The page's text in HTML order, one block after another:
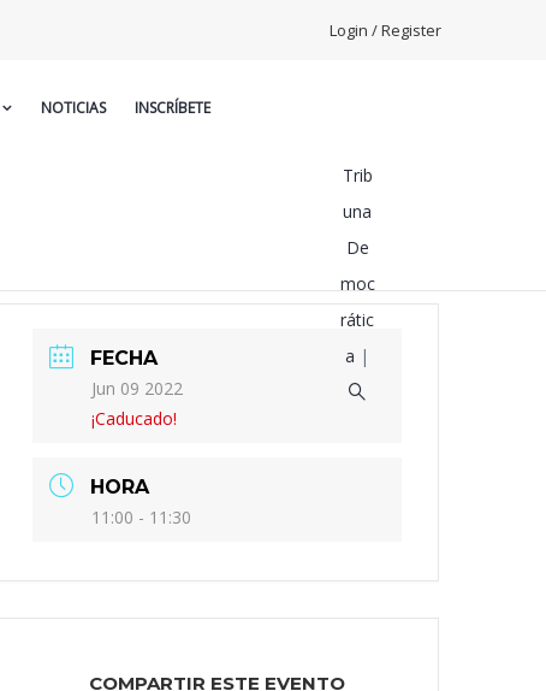
Login / Register
NOTICIAS INSCRÍBETE
Trib
una
De
moc
rátic
a |
FECHA
Jun 09 2022
¡Caducado!
HORA
11:00 - 11:30
COMPARTIR ESTE EVENTO